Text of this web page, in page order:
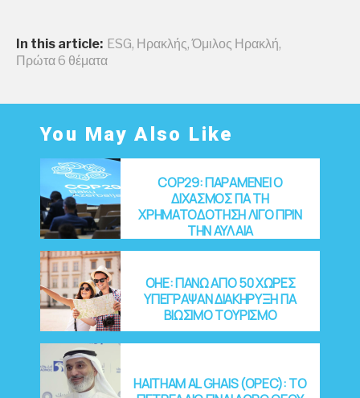
ΥΡ
ΑΤ
ΗΝ
ΕΛ
By
Publish
In this article: ESG, Ηρακλής,Όμιλος Ηρακλή,
Πρώτα 6 θέματα
You May Also Like
COP29: ΠΑΡΑΜΕΝΕΙ Ο
ΔΙΧΑΣΜΟΣ ΓΙΑ ΤΗ
ΧΡΗΜΑΤΟΔΟΤΗΣΗ ΛΙΓΟ ΠΡΙΝ
ΤΗΝ ΑΥΛΑΙΑ
OHE: ΠΑΝΩ ΑΠΟ 50 ΧΩΡΕΣ
ΥΠΕΓΡΑΨΑΝ ΔΙΑΚΗΡΥΞΗ ΓΙΑ
ΒΙΩΣΙΜΟ ΤΟΥΡΙΣΜΟ
HAITHAM AL GHAIS (OPEC): ΤΟ